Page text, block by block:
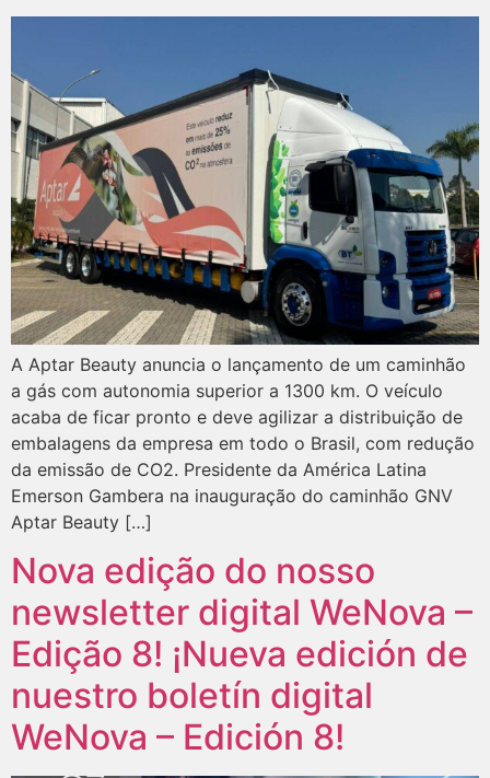
A Aptar Beauty anuncia o lançamento de um caminhão
a gás com autonomia superior a 1300 km. O veículo
acaba de ficar pronto e deve agilizar a distribuição de
embalagens da empresa em todo o Brasil, com redução
da emissão de CO2. Presidente da América Latina
Emerson Gambera na inauguração do caminhão GNV
Aptar Beauty […]
Nova edição do nosso
newsletter digital WeNova –
Edição 8! ¡Nueva edición de
nuestro boletín digital
WeNova – Edición 8!